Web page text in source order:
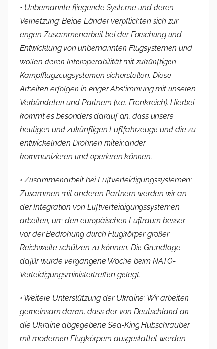
• Unbemannte fliegende Systeme und deren
Vernetzung: Beide Länder verpflichten sich zur
engen Zusammenarbeit bei der Forschung und
Entwicklung von unbemannten Flugsystemen und
wollen deren Interoperabilität mit zukünftigen
Kampfflugzeugsystemen sicherstellen. Diese
Arbeiten erfolgen in enger Abstimmung mit unseren
Verbündeten und Partnern (v.a. Frankreich). Hierbei
kommt es besonders darauf an, dass unsere
heutigen und zukünftigen Luftfahrzeuge und die zu
entwickelnden Drohnen miteinander
kommunizieren und operieren können.
• Zusammenarbeit bei Luftverteidigungssystemen:
Zusammen mit anderen Partnern werden wir an
der Integration von Luftverteidigungssystemen
arbeiten, um den europäischen Luftraum besser
vor der Bedrohung durch Flugkörper großer
Reichweite schützen zu können. Die Grundlage
dafür wurde vergangene Woche beim NATO-
Verteidigungsministertreffen gelegt.
• Weitere Unterstützung der Ukraine: Wir arbeiten
gemeinsam daran, dass der von Deutschland an
die Ukraine abgegebene Sea-King Hubschrauber
mit modernen Flugkörpern ausgestattet werden